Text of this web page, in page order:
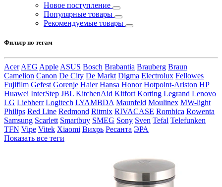
Новое поступление
Популярные товары
Рекомендуемые товары
Фильтр по тегам
Acer AEG Apple ASUS Bosch Brabantia Brauberg Braun
Camelion Canon De City De Markt Digma Electrolux Fellowes
Fujifilm Gefest Gorenje Haier Hansa Honor Hotpoint-Ariston HP
Huawei InterStep JBL KitchenAid Kitfort Korting Legrand Lenovo
LG Liebherr Logitech LYAMBDA Maunfeld Moulinex MW-light
Philips Red Line Redmond Ritmix RIVACASE Rombica Rowenta
Samsung Scarlett Smartbuy SMEG Sony Sven Tefal Telefunken
TFN Vipe Vitek Xiaomi Вихрь Ресанта ЭРА
Показать все теги